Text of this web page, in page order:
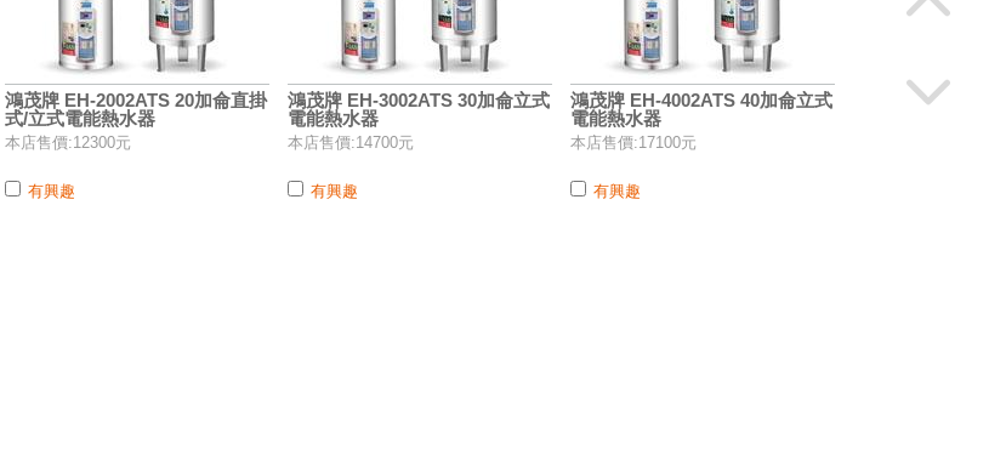
鴻茂牌 EH-2002ATS 20加侖直掛
式/立式電能熱水器
本店售價:12300元
有興趣
鴻茂牌 EH-3002ATS 30加侖立式
電能熱水器
本店售價:14700元
有興趣
鴻茂牌 EH-4002ATS 40加侖立式
電能熱水器
本店售價:17100元
有興趣